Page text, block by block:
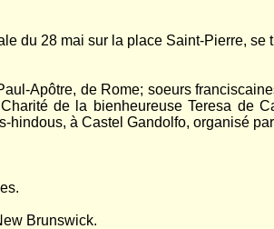
du 28 mai sur la place Saint-Pierre,
Apôtre, de Rome; soeurs
de la bienheureuse Teresa de
à Castel Gandolfo, organisé
Brunswick.